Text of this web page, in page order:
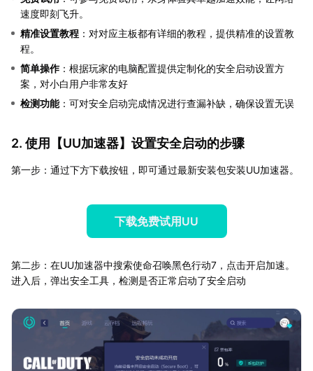
速度即刻飞升。
精准设置教程 ：对对应主板都有详细的教程，提供精准的设置教
程。
简单操作：根据玩家的电脑配置提供定制化的安全启动设置方
案，对小白用户非常友好
检测功能：可对安全启动完成情况进行查漏补缺，确保设置无误
2. 使用【UU加速器】设置安全启动的步骤
第一步：通过下方下载按钮，即可通过最新安装包安装UU加速器。
下载免费试用UU
第二步：在UU加速器中搜索使命召唤黑色行动7，点击开启加速。
进入后，弹出安全工具，检测是否正常启动了安全启动